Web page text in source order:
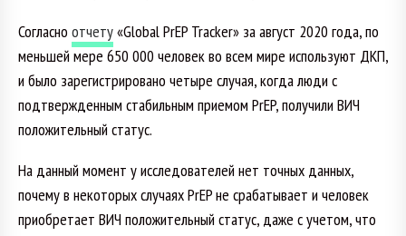
Согласно отчету«Global PrEP Tracker» за август 2020 года, по
меньшей мере 650 000 человек во всем мире используют ДКП,
и было зарегистрировано четыре случая, когда люди с
подтвержденным стабильным приемом PrEP, получили ВИЧ
положительный статус.
На данный момент у исследователей нет точных данных,
почему в некоторых случаях PrEP не срабатывает и человек
приобретает ВИЧ положительный статус, даже с учетом, что